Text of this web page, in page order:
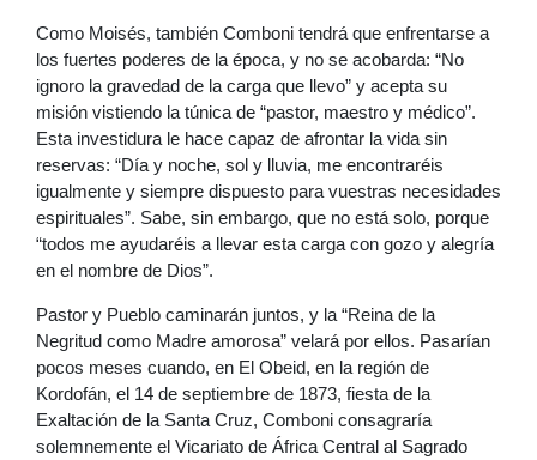
Como Moisés, también Comboni tendrá que enfrentarse a
los fuertes poderes de la época, y no se acobarda: “No
ignoro la gravedad de la carga que llevo” y acepta su
misión vistiendo la túnica de “pastor, maestro y médico”.
Esta investidura le hace capaz de afrontar la vida sin
reservas: “Día y noche, sol y lluvia, me encontraréis
igualmente y siempre dispuesto para vuestras necesidades
espirituales”. Sabe, sin embargo, que no está solo, porque
“todos me ayudaréis a llevar esta carga con gozo y alegría
en el nombre de Dios”.
Pastor y Pueblo caminarán juntos, y la “Reina de la
Negritud como Madre amorosa” velará por ellos. Pasarían
pocos meses cuando, en El Obeid, en la región de
Kordofán, el 14 de septiembre de 1873, fiesta de la
Exaltación de la Santa Cruz, Comboni consagraría
solemnemente el Vicariato de África Central al Sagrado